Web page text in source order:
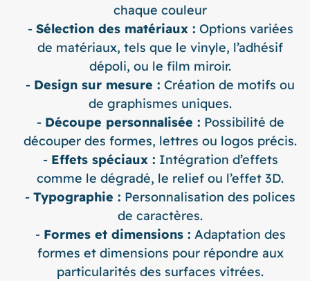
chaque couleur
Sélection des matériaux : Options variées
de matériaux, tels que le vinyle, l’adhésif
dépoli, ou le film miroir.
Design sur mesure : Création de motifs ou
de graphismes uniques.
Découpe personnalisée : Possibilité de
découper des formes, lettres ou logos précis.
Effets spéciaux : Intégration d’effets
comme le dégradé, le relief ou l’effet 3D.
Typographie : Personnalisation des polices
de caractères.
Formes et dimensions : Adaptation des
formes et dimensions pour répondre aux
particularités des surfaces vitrées.